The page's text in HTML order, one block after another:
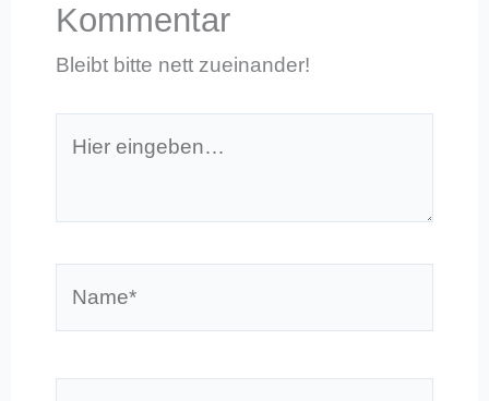
Kommentar
Bleibt bitte nett zueinander!
eingeben…